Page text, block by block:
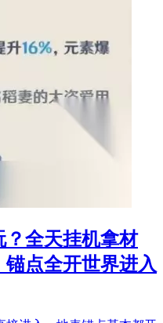
？全天挂机拿材
点全开世界进入